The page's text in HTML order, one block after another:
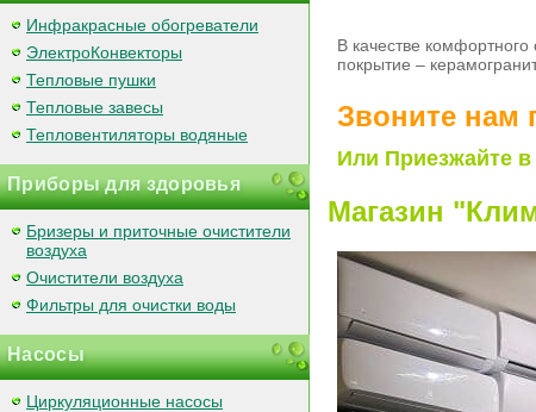
Инфракрасные обогреватели
ЭлектроКонвекторы
Тепловые пушки
Тепловые завесы
Тепловентиляторы водяные
Приборы для здоровья
Бризеры и приточные очистители
воздуха
Очистители воздуха
Фильтры для очистки воды
Насосы
Циркуляционные насосы
В качестве
покрытие –
Звоните нам
Или Приезжайте
Магазин